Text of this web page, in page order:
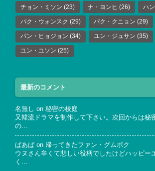
チョン・ミソン (23) ナ・ヨンヒ (26) ハ
パク・ウォンスク (29) パク・クニョン (29)
パン・ヒョジョン (34) ユン・ジュサン (35)
ユン・ユソン (25)
最新のコメント
名無し on 秘密の校庭
又韓流ドラマを制作して下さい。次回からは秘
の…
ばあば on 帰ってきたファン・グムボク
ウヌさん辛くて悲しい役柄でしたけどハッピー
く…